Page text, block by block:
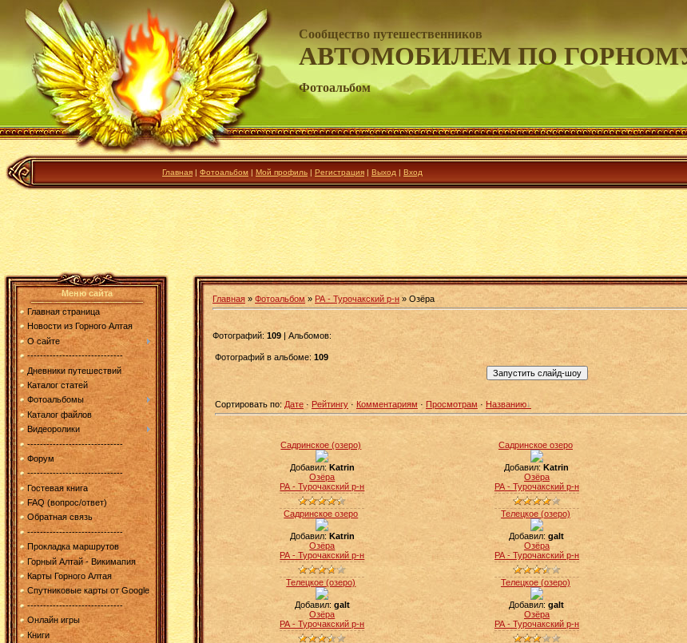
Сообщество путешественников
АВТОМОБИЛЕМ ПО
Фотоальбом
Главная | Фотоальбом | Мой профиль | Регистрация | Выход | Вход
Меню сайта
Главная страница
Новости из Горного Алтая
О сайте
------------------------------
Дневники путешествий
Каталог статей
Фотоальбомы
Каталог файлов
Видеоролики
------------------------------
Форум
------------------------------
Гостевая книга
FAQ (вопрос/ответ)
Обратная связь
------------------------------
Прокладка маршрутов
Горный Алтай - Викимапия
Карты Горного Алтая
Спутниковые карты от Google
------------------------------
Онлайн игры
Книги
Главная » Фотоальбом» РА - Турочакский р-н» Озёра
Фотографий:109 | Альбомов:
Фотографий в альбоме: 109
Сортировать по: Дате · Рейтингу · Комментариям · Просмотрам · Названию
Садринское (озеро)
Добавил: Katrin
Озёра
РА - Турочакский р-н
Садринское озеро
Добавил:Katrin
Озёра
РА - Турочакский р-н
Садринское озеро
Добавил: Katrin
Озёра
РА - Турочакский р-н
Телецкое (озеро)
Добавил:galt
Озёра
РА - Турочакский р-н
Телецкое (озеро)
Добавил: galt
Озёра
РА - Турочакский р-н
Телецкое (озеро)
Добавил:galt
Озёра
РА - Турочакский р-н